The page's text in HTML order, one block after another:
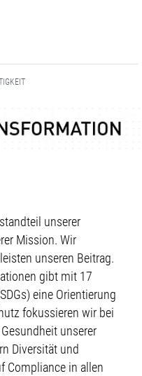
unserer
Mission. Wir
unseren Beitrag.
gibt mit 17
eine Orientierung
fokussieren wir bei
unserer
Diversität und
Compliance in allen